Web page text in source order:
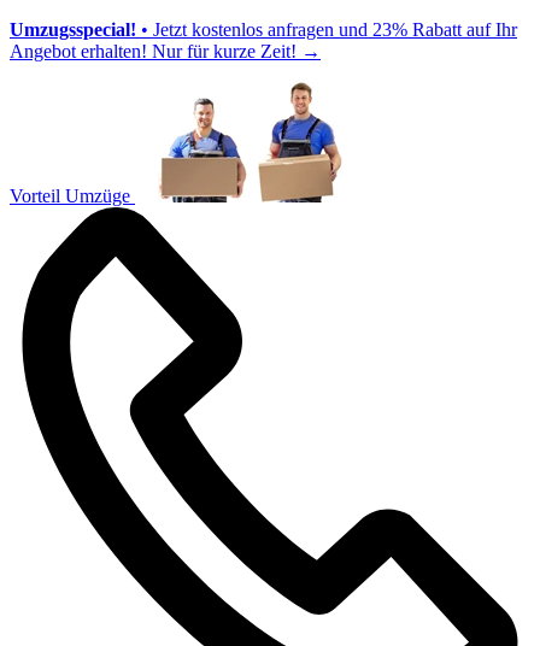
Umzugsspecial! • Jetzt kostenlos anfragen und 23% Rabatt auf Ihr
Angebot erhalten! Nur für kurze Zeit! →
Vorteil Umzüge